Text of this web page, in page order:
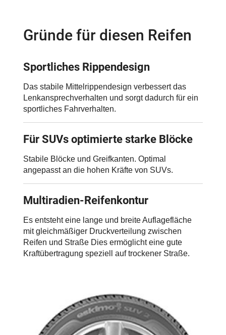
Gründe für diesen Reifen
Sportliches Rippendesign
Das stabile Mittelrippendesign verbessert das
Lenkansprechverhalten und sorgt dadurch für ein
sportliches Fahrverhalten.
Für SUVs optimierte starke Blöcke
Stabile Blöcke und Greifkanten. Optimal
angepasst an die hohen Kräfte von SUVs.
Multiradien-Reifenkontur
Es entsteht eine lange und breite Auflagefläche
mit gleichmäßiger Druckverteilung zwischen
Reifen und Straße Dies ermöglicht eine gute
Kraftübertragung speziell auf trockener Straße.